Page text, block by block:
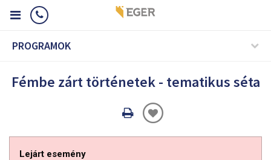
PROGRAMOK
Fémbe zárt történetek - tematikus séta
Oldal
Lejárt esemény